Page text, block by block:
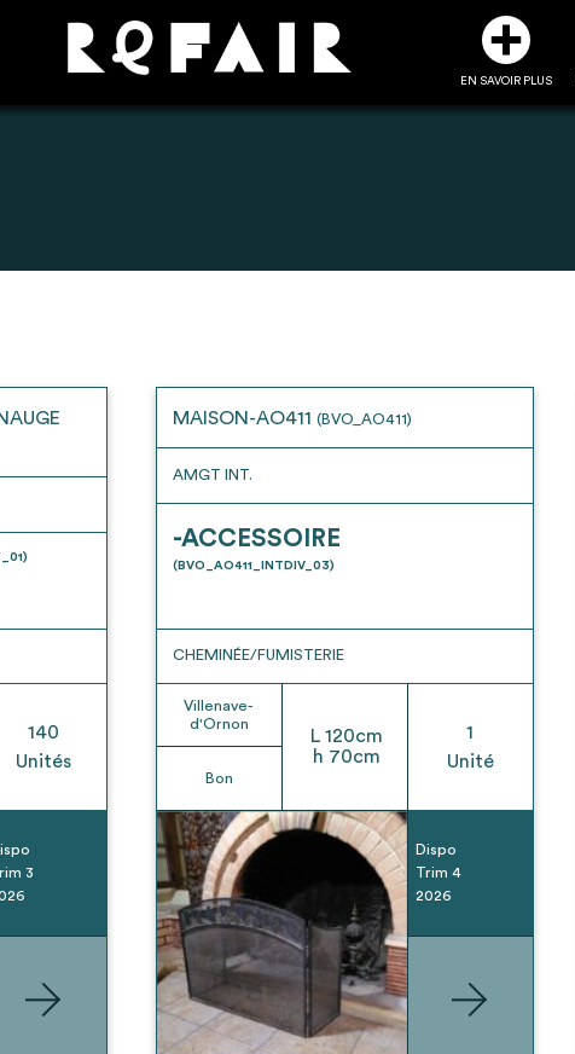
EN SAVOIR PLUS
Transmettre sa liste de
les matériaux sélectionnés
un outil d’aide à la conception
vaut aucunement réservation.
140
Unités
3
MAISON-AO411 (BVO_AO411)
AMGT INT.
-ACCESSOIRE
(BVO_AO411_INTDIV_03)
CHEMINÉE/FUMISTERIE
Villenave-
d'Ornon
Bon
L 120cm
h 70cm
1
Unité
Dispo
Trim 4
2026